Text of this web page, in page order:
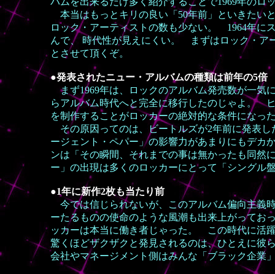
本当はもっとキリの良い「50年前」といきたい
ロック・アーティストの数も少ない。 1964年に
んで、 時代性が見えにくい。 まずはロック・ア
とさせて頂くぞ。
●発表されたニュー・アルバムの種類は前年の5倍
まず1969年は、ロックのアルバム発売数が一気
らアルバム時代へと完全に移行したのじゃよ。
を制作することがロッカーの絶対的な条件になっ
その原因ってのは、ビートルズが2年前に発表
ージェント・ペパー」の影響力があまりにもデ
ンは「その瞬間、それまでの事は無かったも同然
ー」の出現は多くのロッカーにとって「シングル
●1年に新作2枚も当たり前
今では信じられないが、このアルバム偏向主義
ーたるものの使命のような風潮も出来上がって
ッカーは本当に働き者じゃった。 この時代に活
驚くほどザクザクと発見されるのは、ひとえに
会社やマネージメント側はみんな「ブラック企業